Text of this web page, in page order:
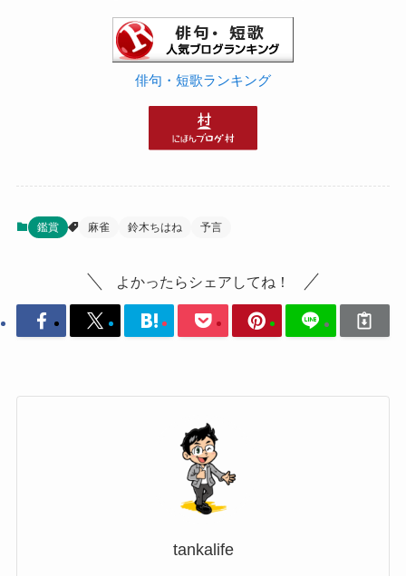
俳句・短歌ランキング
鑑賞 麻雀 鈴木ちはね 予言
よかったらシェアしてね！
tankalife